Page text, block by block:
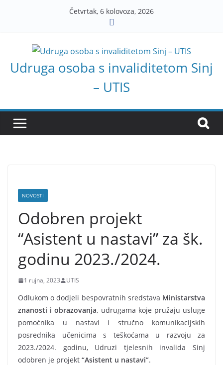
Četvrtak, 6 kolovoza, 2026
Udruga osoba s invaliditetom Sinj
– UTIS
NOVOSTI
Odobren projekt
“Asistent u nastavi” za šk.
godinu 2023./2024.
1 rujna, 2023 UTIS
Odlukom o dodjeli bespovratnih sredstava Ministarstva
znanosti i obrazovanja, udrugama koje pružaju usluge
pomoćnika u nastavi i stručno komunikacijskih
posrednika učenicima s teškoćama u razvoju za
2023./2024. godinu, Udruzi tjelesnih invalida Sinj
odobren je projekt “Asistent u nastavi”.